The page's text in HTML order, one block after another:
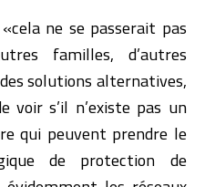
ne se passerait pas
familles, d’autres
solutions alternatives,
voir s’il n’existe pas un
qui peuvent prendre le
de protection de